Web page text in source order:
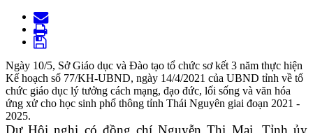
Ngày 10/5, Sở Giáo dục và Đào tạo tổ chức sơ kết 3 năm thực hiện
Kế hoạch số 77/KH-UBND, ngày 14/4/2021 của UBND tỉnh về tổ
chức giáo dục lý tưởng cách mạng, đạo đức, lối sống và văn hóa
ứng xử cho học sinh phổ thông tỉnh Thái Nguyên giai đoạn 2021 -
2025.